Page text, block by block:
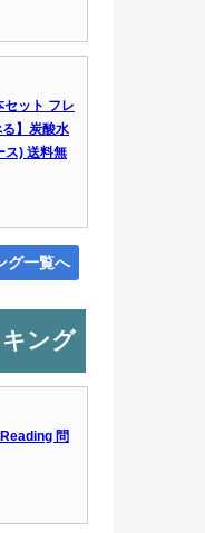
セット フレ
】炭酸水
ス) 送料無
グ一覧へ
ング
問